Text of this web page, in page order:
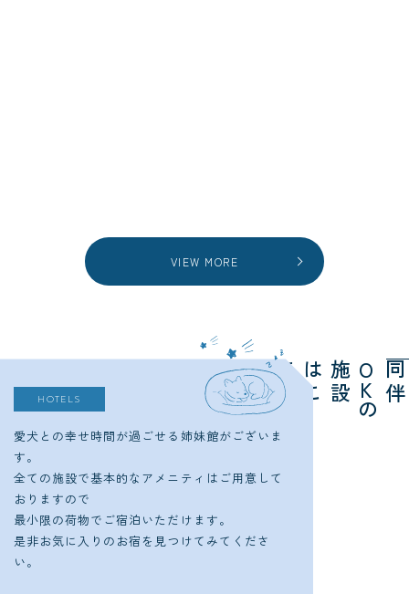
VIEW MORE
伴
O
K
の
施
設
は
こ
ち
ら
HOTELS
愛犬との幸せ時間が過ごせる姉妹館がございま
す。
全ての施設で基本的なアメニティはご用意して
おりますので
最小限の荷物でご宿泊いただけます。
是非お気に入りのお宿を見つけてみてくださ
い。